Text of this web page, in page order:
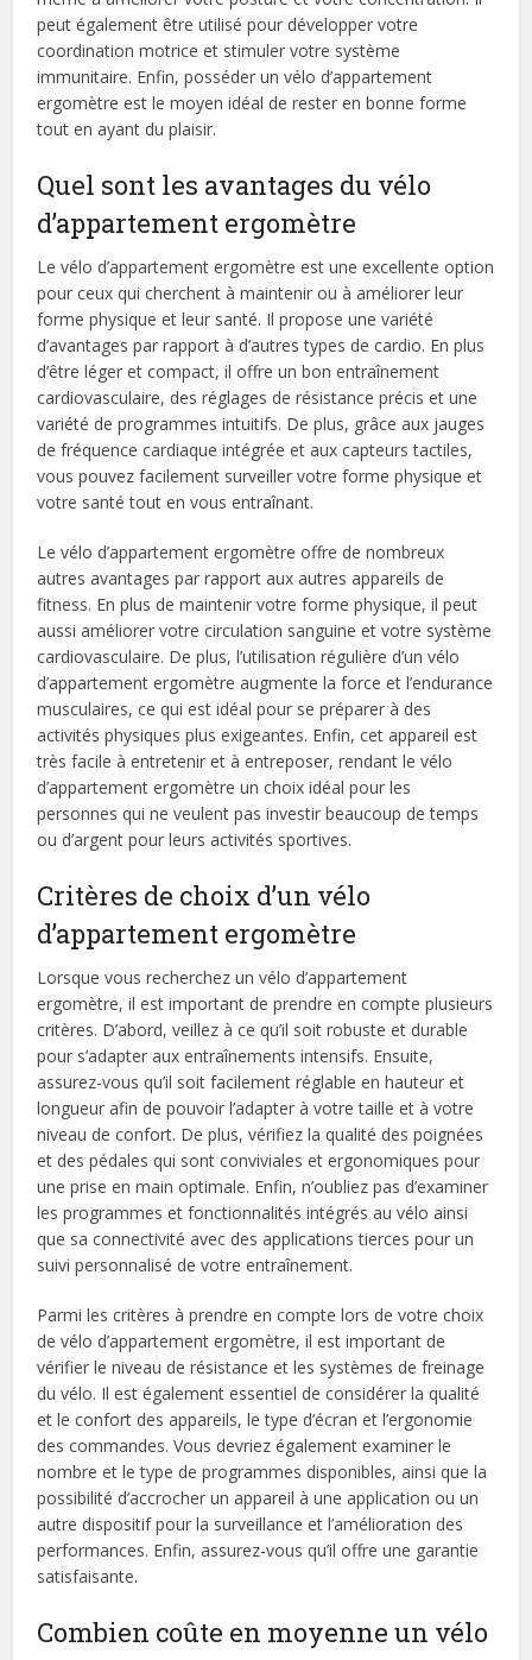
peut également être utilisé pour développer votre
coordination motrice et stimuler votre système
immunitaire. Enfin, posséder un vélo d’appartement
ergomètre est le moyen idéal de rester en bonne forme
tout en ayant du plaisir.
Quel sont les avantages du vélo
d’appartement ergomètre
Le vélo d’appartement ergomètre est une excellente option
pour ceux qui cherchent à maintenir ou à améliorer leur
forme physique et leur santé. Il propose une variété
d’avantages par rapport à d’autres types de cardio. En plus
d’être léger et compact, il offre un bon entraînement
cardiovasculaire, des réglages de résistance précis et une
variété de programmes intuitifs. De plus, grâce aux jauges
de fréquence cardiaque intégrée et aux capteurs tactiles,
vous pouvez facilement surveiller votre forme physique et
votre santé tout en vous entraînant.
Le vélo d’appartement ergomètre offre de nombreux
autres avantages par rapport aux autres appareils de
fitness. En plus de maintenir votre forme physique, il peut
aussi améliorer votre circulation sanguine et votre système
cardiovasculaire. De plus, l’utilisation régulière d’un vélo
d’appartement ergomètre augmente la force et l’endurance
musculaires, ce qui est idéal pour se préparer à des
activités physiques plus exigeantes. Enfin, cet appareil est
très facile à entretenir et à entreposer, rendant le vélo
d’appartement ergomètre un choix idéal pour les
personnes qui ne veulent pas investir beaucoup de temps
ou d’argent pour leurs activités sportives.
Critères de choix d’un vélo
d’appartement ergomètre
Lorsque vous recherchez un vélo d’appartement
ergomètre, il est important de prendre en compte plusieurs
critères. D’abord, veillez à ce qu’il soit robuste et durable
pour s’adapter aux entraînements intensifs. Ensuite,
assurez-vous qu’il soit facilement réglable en hauteur et
longueur afin de pouvoir l’adapter à votre taille et à votre
niveau de confort. De plus, vérifiez la qualité des poignées
et des pédales qui sont conviviales et ergonomiques pour
une prise en main optimale. Enfin, n’oubliez pas d’examiner
les programmes et fonctionnalités intégrés au vélo ainsi
que sa connectivité avec des applications tierces pour un
suivi personnalisé de votre entraînement.
Parmi les critères à prendre en compte lors de votre choix
de vélo d’appartement ergomètre, il est important de
vérifier le niveau de résistance et les systèmes de freinage
du vélo. Il est également essentiel de considérer la qualité
et le confort des appareils, le type d’écran et l’ergonomie
des commandes. Vous devriez également examiner le
nombre et le type de programmes disponibles, ainsi que la
possibilité d’accrocher un appareil à une application ou un
autre dispositif pour la surveillance et l’amélioration des
performances. Enfin, assurez-vous qu’il offre une garantie
satisfaisante.
Combien coûte en moyenne un vélo